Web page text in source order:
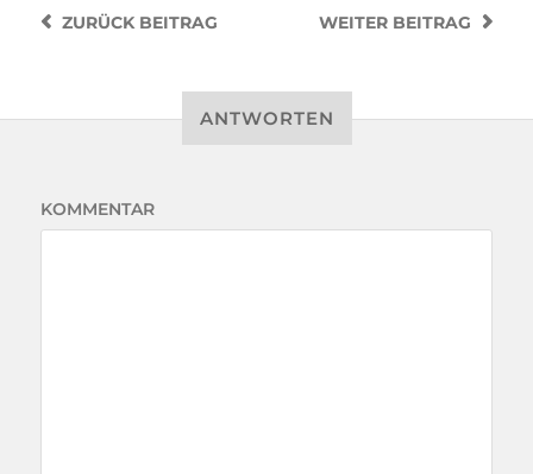
WEITER BEITRAG
ZURÜCKBEITRAG
ANTWORTEN
KOMMENTAR